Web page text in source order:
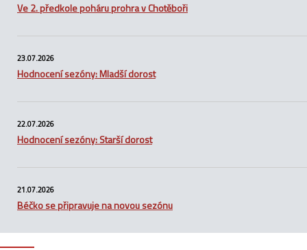
Ve 2. předkole poháru prohra v Chotěboři
23.07.2026
Hodnocení sezóny: Mladší dorost
22.07.2026
Hodnocení sezóny: Starší dorost
21.07.2026
Béčko se připravuje na novou sezónu